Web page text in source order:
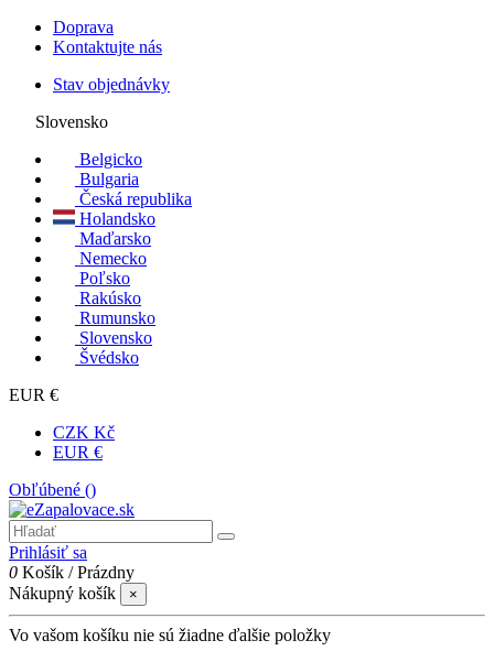
Doprava
Kontaktujte nás
Stav objednávky
Slovensko
Belgicko
Bulgaria
Česká republika
Holandsko
Maďarsko
Nemecko
Poľsko
Rakúsko
Rumunsko
Slovensko
Švédsko
EUR €
CZK Kč
EUR €
Obľúbené ()
Prihlásiť sa
0 Košík /Prázdny
Nákupný košík
×
Vo vašom košíku nie sú žiadne ďalšie položky